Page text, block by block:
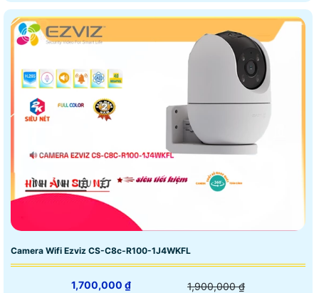
Camera Wifi Ezviz CS-C8c-R100-1J4WKFL
1,700,000 ₫ 1,900,000 ₫